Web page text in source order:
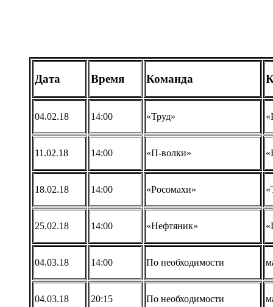
Дата Время Команда
04.02.18 14:00 «Труд»
11.02.18 14:00 «П-волки»
18.02.18 14:00 «Росомахи»
25.02.18 14:00 «Нефтяник»
04.03.18 14:00 По необходимости
04.03.18 20:15 По необходимости